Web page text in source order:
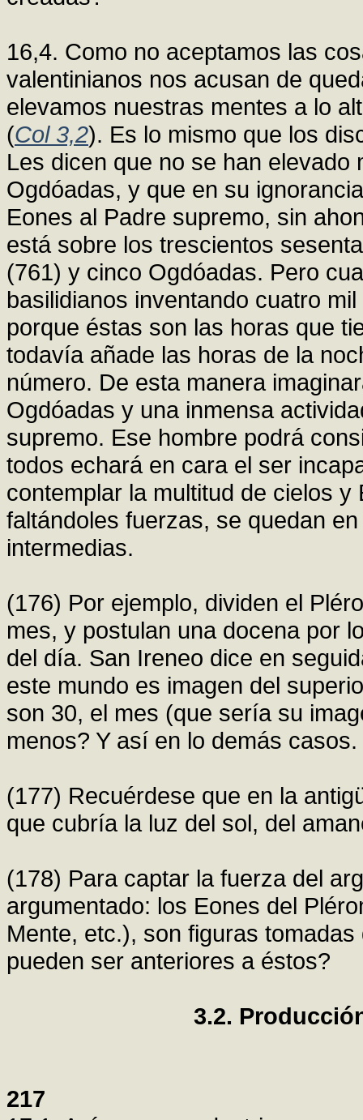
16,4. Como no aceptamos las
valentinianos nos acusan de
elevamos nuestras mentes a lo
(Col 3,2). Es lo mismo que los
Les dicen que no se han
Ogdóadas, y que en su
Eones al Padre supremo, sin
está sobre los trescientos
(761) y cinco Ogdóadas. Pero
basilidianos inventando cuatro
porque éstas son las horas que
todavía añade las horas de la
número. De esta manera
Ogdóadas y una inmensa
supremo. Ese hombre podrá
todos echará en cara el ser
contemplar la multitud de cielos
faltándoles fuerzas, se quedan
intermedias.
(176) Por ejemplo, dividen el
mes, y postulan una docena por
del día. San Ireneo dice en
este mundo es imagen del
son 30, el mes (que sería su
menos? Y así en lo demás casos.
(177) Recuérdese que en la
que cubría la luz del sol, del
(178) Para captar la fuerza del
argumentado: los Eones del
Mente, etc.), son figuras
pueden ser anteriores a éstos?
3.2.
217